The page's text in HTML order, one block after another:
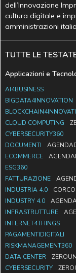
dell’Innovazione
cultura digitale e
amministrazioni
TUTTE LE
Applicazioni e
AI4BUSINESS
BIGDATA4INNOVATION
CLOUD COMPUTING
CYBERSECURITY360
DOCUMENTI
ECOMMERCE
ESG360
FATTURAZIONE
INDUSTRIA 4.0
INDUSTRY 4.0
INFRASTRUTTURE
INTERNET4THINGS
PAGAMENTIDIGITALI
RISKMANAGEMENT360
DATA CENTER
CYBERSECURITY